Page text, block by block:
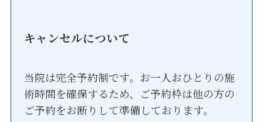
キャンセルについて
当院は完全予約制です。お一人おひとりの施
術時間を確保するため、ご予約枠は他の方の
ご予約をお断りして準備しております。